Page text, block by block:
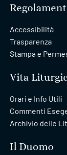
Accessibilità
Trasparenza
Stampa e
Vita
Orari e Info Utili
Commenti
Archivio delle
Il Duomo